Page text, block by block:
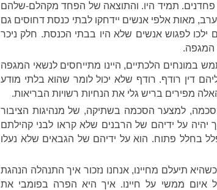
תמיד היו. והתוצאה של הפחד מקהלם-שלהם
מאות אלפי אנשים יידחקו לבתי כנסת דחוסים גם
ילכו לפגוש אנשים שלא היו בבתי הכנסת. חלק ניכר
המגפה.
במונחים הלכתיים, היינו מתייחסים לנשאי המגפה
דין רודף. רודף שלא יכול לומר שהוא בלתי מודע
מפירים בריש גלי את הנחיות רשויות הבריאות.
למצער הסכמה בשתיקה, של מנהיגות הציבור
יהיה על ידיהם של הרבנים שלא קראו לבני קהילתם
בחלל פתוח. הוא על ידיהם של הגבאים שלא נעלו
תיעלם מחיינו, אנחנו נזכור איך התנהלה הנהגת
איום ממשי על חיינו. איך היא הפרה בפומבי את